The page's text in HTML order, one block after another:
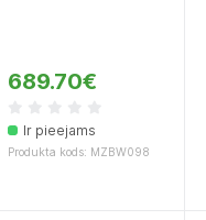
689.70€
Ir pieejams
Produkta kods: MZBW098